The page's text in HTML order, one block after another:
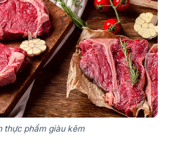
thực phẩm giàu kẽm